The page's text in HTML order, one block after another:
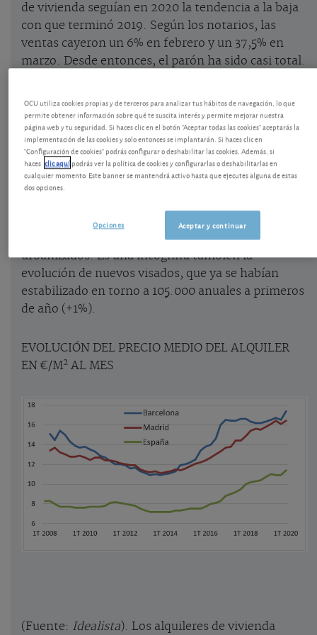
de vivienda seguían en 2020 la tendencia a la baja
con que terminó 2019. Según los notarios, las
ventas cayeron un 6% en febrero y un 37,5% en
marzo. Desde entonces, el parón ha sido casi total.
casos donde el notario lo autorizara
, pero la
realidad es que sin visitas, confinados en casa y
con la enorme incertidumbre que se cierne sobre la
situación económica post estado de alarma, nadie
se lanza a comprar casa. Y no será por falta de
ganas: el confinamiento ha hecho replantearse a
Está por ver cómo se traduce esa ansia por
mayores espacios y por salir de entornos super
urbanizados. Es una incógnita también la
evolución de nuevos visados, que ya se habían
estabilizado en torno a 105.000 anuales a primeros
de año (+1%).
EVOLUCIÓN DEL PRECIO MEDIO DEL ALQUILER
EN €/M2 AL MES
(Fuente: Idealista). Los alquileres de vivienda
OCU utiliza cookies propias y de terceros para analizar tus hábitos de navegación, lo que
permite obtener información sobre qué te suscita interés y permite mejorar nuestra
página web y tu seguridad. Si haces clic en el botón "Aceptar todas las cookies" aceptarás la
implementación de las cookies y solo entonces se implantarán. Si haces clic en
"Configuración de cookies" podrás configurar o deshabilitar las cookies. Además, si
haces clic aquípodrás ver la política de cookies y configurarlas o deshabilitarlas en
cualquier momento. Este banner se mantendrá activo hasta que ejecutes alguna de estas
dos opciones.
Aceptar y continuar
Opciones